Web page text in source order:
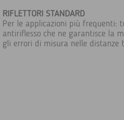
RIFLETTORI STANDARD
Per le applicazioni più frequenti:
antiriflesso che ne garantisce la
gli errori di misura nelle distanze